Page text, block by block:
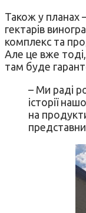
Також у планах
гектарів
комплекс та
Але це вже
там буде
– Ми раді
історії
на